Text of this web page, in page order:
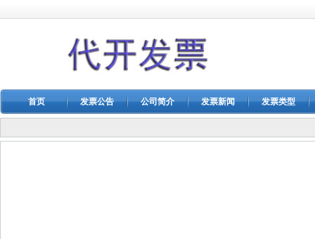
首页 发票公告 公司简介 发票新闻 发票类型